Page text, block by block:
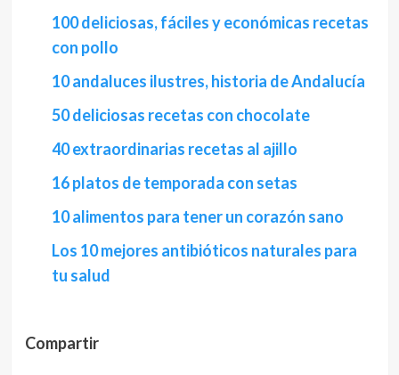
100 deliciosas, fáciles y económicas recetas
con pollo
10 andaluces ilustres, historia de Andalucía
50 deliciosas recetas con chocolate
40 extraordinarias recetas al ajillo
16 platos de temporada con setas
10 alimentos para tener un corazón sano
Los 10 mejores antibióticos naturales para
tu salud
Compartir